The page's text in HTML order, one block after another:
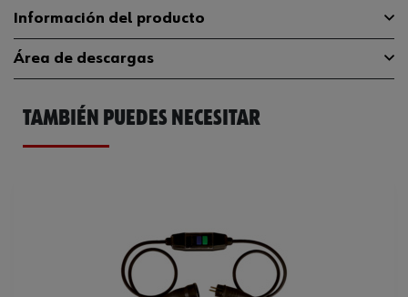
Información del producto
Würth SWS 115 PowerWürth
Área de descargas
Catálogo General 0702491125
TAMBIÉN PUEDES NECESITAR